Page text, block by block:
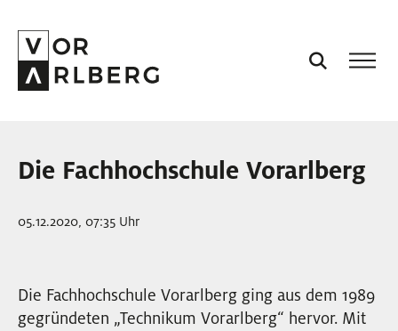
PODCASTS
Die Fachhochschule Vorarlberg
05.12.2020, 07:35 Uhr
Die Fachhochschule Vorarlberg ging aus dem 1989
gegründeten „Technikum Vorarlberg“ hervor. Mit